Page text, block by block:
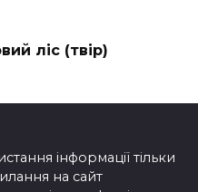
ліс (твір)
інформації тільки
на сайт